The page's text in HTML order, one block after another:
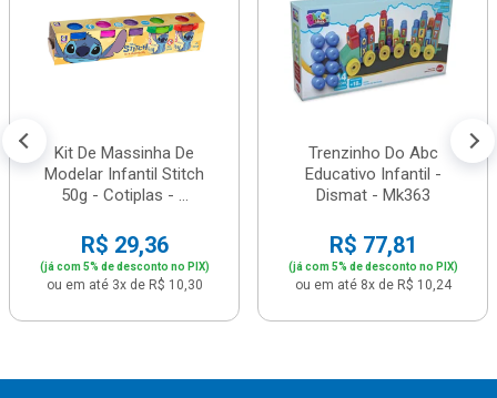
Kit De Massinha De
Modelar Infantil Stitch
50g - Cotiplas - ...
R$ 29,36
(já com 5% de desconto no PIX)
ou em até 3x de R$ 10,30
Trenzinho Do Abc
Educativo Infantil -
Dismat - Mk363
R$ 77,81
(já com 5% de desconto no PIX)
ou em até 8x de R$ 10,24